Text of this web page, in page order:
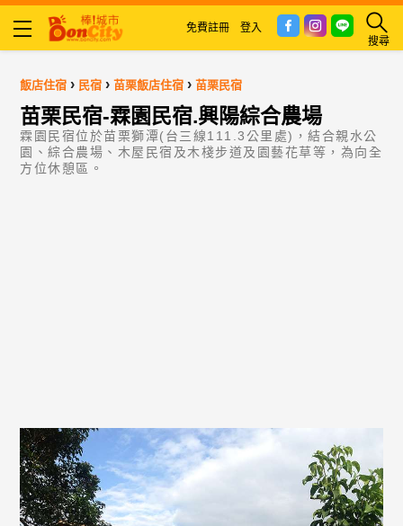
搜尋
免費註冊 登入
飯店住宿 › 民宿 ›苗栗飯店住宿 ›苗栗民宿
苗栗民宿-霖園民宿.興陽綜合農場
霖園民宿位於苗栗獅潭(台三線111.3公里處)，結合親水公
園、綜合農場、木屋民宿及木棧步道及園藝花草等，為向全
方位休憩區。